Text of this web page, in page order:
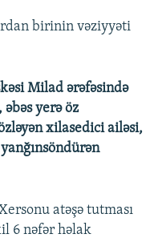
birinin vəziyyəti
Milad ərəfəsində
əbəs yerə öz
xilasedici ailəsi,
atəşə tutması
6 nəfər həlak